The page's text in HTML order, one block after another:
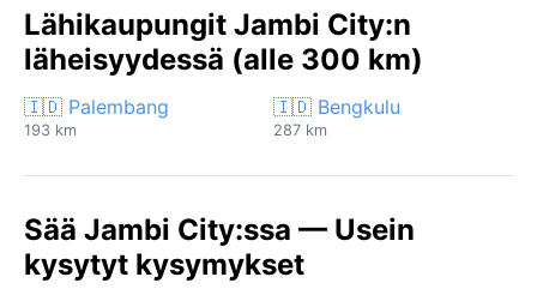
Lähikaupungit Jambi City:n
läheisyydessä (alle 300 km)
🇮🇩 Palembang
193 km
🇮🇩 Bengkulu
287 km
Sää Jambi City:ssa — Usein
kysytyt kysymykset